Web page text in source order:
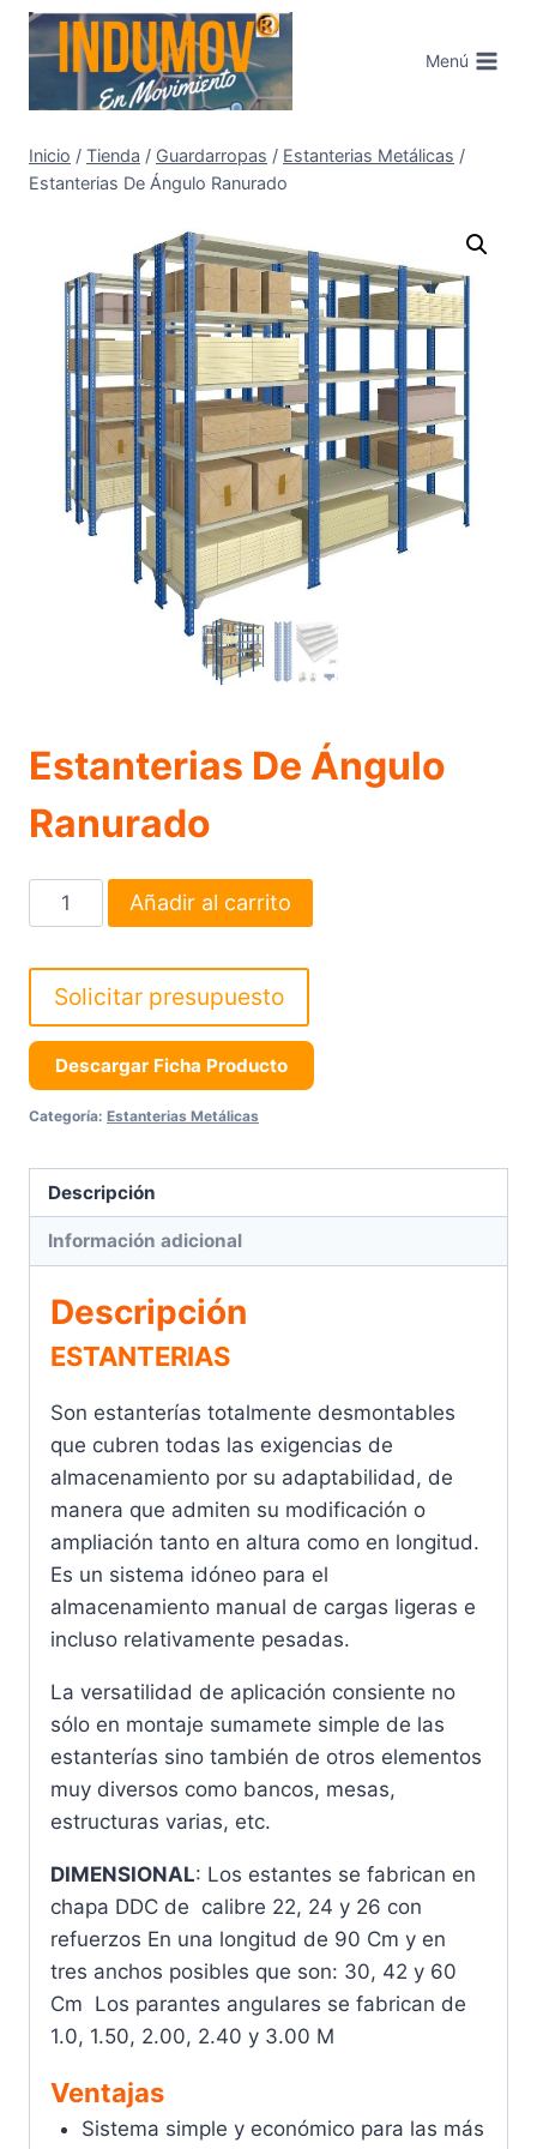
Saltar
contenido
Menú
Inicio / Tienda / Guardarropas / Estanterias Metálicas /
Estanterias De Ángulo Ranurado
Estanterias De Ángulo
Ranurado
Estanterias
De
Ranurado
cantidad
Añadir al carrito
Solicitar presupuesto
Descargar Ficha Producto
Categoría: Estanterias Metálicas
Descripción
Información adicional
Descripción
ESTANTERIAS
Son estanterías totalmente desmontables
que cubren todas las exigencias de
almacenamiento por su adaptabilidad, de
manera que admiten su modificación o
ampliación tanto en altura como en longitud.
Es un sistema idóneo para el
almacenamiento manual de cargas ligeras e
incluso relativamente pesadas.
La versatilidad de aplicación consiente no
sólo en montaje sumamete simple de las
estanterías sino también de otros elementos
muy diversos como bancos, mesas,
estructuras varias, etc.
DIMENSIONAL: Los estantes se fabrican en
chapa DDC de calibre 22, 24 y 26 con
refuerzos En una longitud de 90 Cm y en
tres anchos posibles que son: 30, 42 y 60
Cm Los parantes angulares se fabrican de
1.0, 1.50, 2.00, 2.40 y 3.00 M
Ventajas
Sistema simple y económico para las más